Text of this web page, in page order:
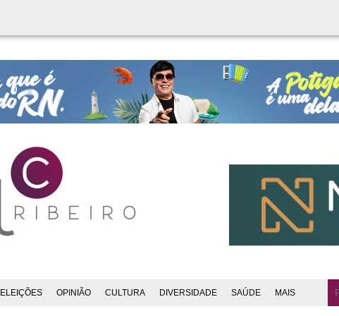
ELEIÇÕES OPINIÃO CULTURA DIVERSIDADE SAÚDE MAIS